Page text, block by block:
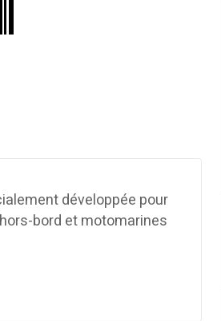
développée pour
bord et motomarines